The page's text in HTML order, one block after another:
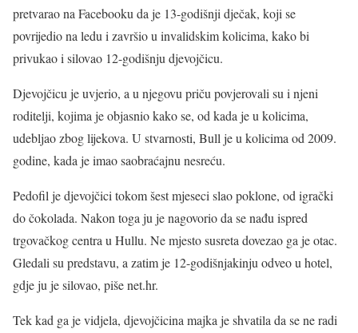
pretvarao na Facebooku da je 13-godišnji dječak, koji se
povrijedio na ledu i završio u invalidskim kolicima, kako bi
privukao i silovao 12-godišnju djevojčicu.
Djevojčicu je uvjerio, a u njegovu priču povjerovali su i njeni
roditelji, kojima je objasnio kako se, od kada je u kolicima,
udebljao zbog lijekova. U stvarnosti, Bull je u kolicima od 2009.
godine, kada je imao saobraćajnu nesreću.
Pedofil je djevojčici tokom šest mjeseci slao poklone, od igrački
do čokolada. Nakon toga ju je nagovorio da se nađu ispred
trgovačkog centra u Hullu. Ne mjesto susreta dovezao ga je otac.
Gledali su predstavu, a zatim je 12-godišnjakinju odveo u hotel,
gdje ju je silovao, piše net.hr.
Tek kad ga je vidjela, djevojčicina majka je shvatila da se ne radi